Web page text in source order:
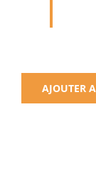
AJOUTER